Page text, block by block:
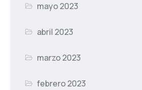
mayo 2023
abril 2023
marzo 2023
febrero 2023